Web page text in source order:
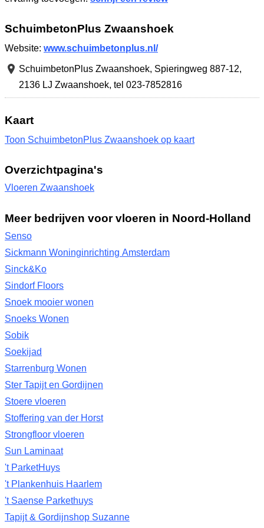
SchuimbetonPlus Zwaanshoek
Website: www.schuimbetonplus.nl/
SchuimbetonPlus Zwaanshoek, Spieringweg 887-12,
2136 LJ Zwaanshoek, tel 023-7852816
Kaart
Toon SchuimbetonPlus Zwaanshoek op kaart
Overzichtpagina's
Vloeren Zwaanshoek
Meer bedrijven voor vloeren in Noord-Holland
Senso
Sickmann Woninginrichting Amsterdam
Sinck&Ko
Sindorf Floors
Snoek mooier wonen
Snoeks Wonen
Sobik
Soekijad
Starrenburg Wonen
Ster Tapijt en Gordijnen
Stoere vloeren
Stoffering van der Horst
Strongfloor vloeren
Sun Laminaat
't ParketHuys
't Plankenhuis Haarlem
't Saense Parkethuys
Tapijt & Gordijnshop Suzanne